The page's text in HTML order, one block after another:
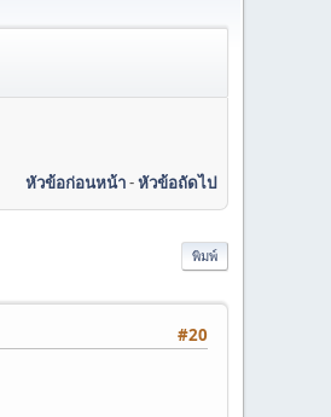
หัวข้อก่อนหน้า-หัวข้อถัดไป
พิมพ์
#20